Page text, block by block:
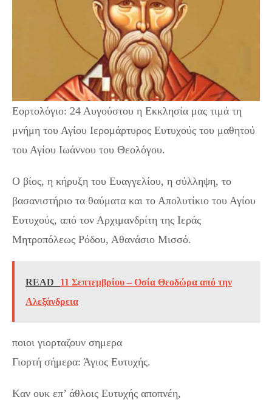
Εορτολόγιο: 24 Αυγούστου η Εκκλησία μας τιμά τη
μνήμη του Αγίου Ιερομάρτυρος Ευτυχούς του μαθητού
του Αγίου Ιωάννου του Θεολόγου.
Ο βίος, η κήρυξη του Ευαγγελίου, η σύλληψη, το
βασανιστήριο τα θαύματα και το Απολυτίκιο του Αγίου
Ευτυχούς, από τον Αρχιμανδρίτη της Ιεράς
Μητροπόλεως Ρόδου, Αθανάσιο Μισσό.
READ
11 Σεπτεμβρίου – Οσία Θεοδώρα από την
Αλεξάνδρεια
ποιοι γιορταζουν σημερα
Γιορτή σήμερα: Άγιος Ευτυχής.
Kαν ουκ επ’ άθλοις Ευτυχής αποπνέη,